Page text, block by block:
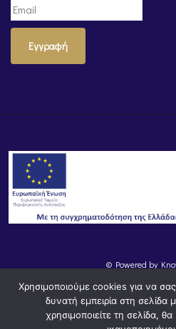
Εγγραφή
© Powered by
Χρησιμοποιούμε cookies για να
δυνατή εμπειρία στη σελίδα
χρησιμοποιείτε τη σελίδα,